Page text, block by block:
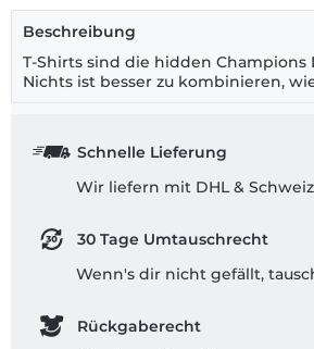
Beschreibung
T-Shirts sind die hidden Champions
Nichts ist besser zu kombinieren,
Schnelle Lieferung
Wir liefern mit DHL &
30 Tage Umtauschrecht
Wenn's dir nicht gefällt,
Rückgaberecht